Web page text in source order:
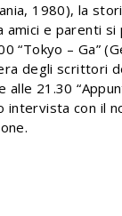
1980), la
amici e parenti
“Tokyo – Ga”
degli scrittori
alle 21.30
intervista con il